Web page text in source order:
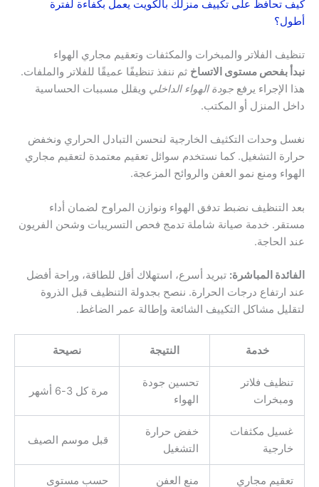
كيف تحافظ على تكييف منزلك بالكويت يعمل بكفاءة لفترة
أطول؟
تنظيف الفلاتر والمبخرات والمكثفات وتعقيم مجاري الهواء
نبدأ بفحص مستوى الاتساخ ثم ننفذ تنظيفًا عميقًا للفلاتر والملفات.
هذا الإجراء يرفع جودة الهواء الداخلي ويقلل مسببات الحساسية
داخل المنزل أو المكتب.
نغسل وحدات التكثيف الخارجية لنحسن التبادل الحراري ونخفض
حرارة التشغيل. كما نستخدم سوائل تعقيم معتمدة لتعقيم مجاري
الهواء ومنع نمو العفن والروائح المزعجة.
بعد التنظيف نضبط تدفق الهواء ونوازن المراوح لضمان أداء
مستقر. خدمة صيانة شاملة تدمج فحص التسريبات وشحن الفريون
عند الحاجة.
الفائدة المباشرة: تبريد أسرع، استهلاك أقل للطاقة، وراحة أفضل
عند ارتفاع درجات الحرارة. ننصح بجدولة التنظيف قبل الذروة
لتقليل مشاكل التكييف الشائعة وإطالة عمر الضاغط.
خدمة النتيجة نصيحة
تنظيف فلاتر
ومبخرات
تحسين جودة
الهواء
مرة كل 3-6 أشهر
غسيل مكثفات
خارجية
خفض حرارة
التشغيل
قبل موسم الصيف
تعقيم مجاري منع العفن حسب مستوى